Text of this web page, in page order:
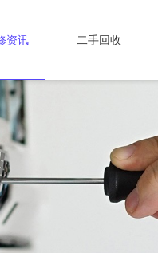
资讯 二手回收